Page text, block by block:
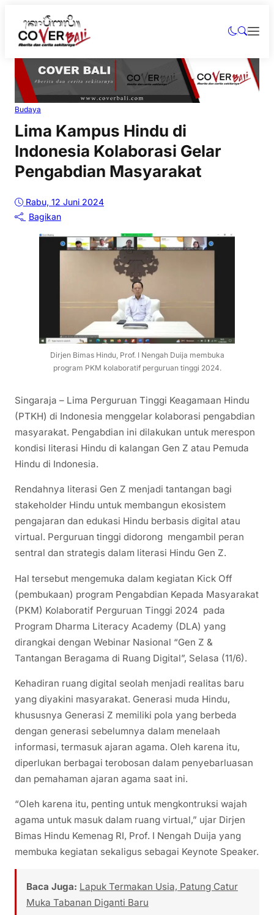
Budaya
Lima Kampus Hindu di
Indonesia Kolaborasi Gelar
Pengabdian Masyarakat
Rabu, 12 Juni 2024
Bagikan
Dirjen Bimas Hindu, Prof. I Nengah Duija membuka
program PKM kolaboratif perguruan tinggi 2024.
Singaraja – Lima Perguruan Tinggi Keagamaan Hindu
(PTKH) di Indonesia menggelar kolaborasi pengabdian
masyarakat. Pengabdian ini dilakukan untuk merespon
kondisi literasi Hindu di kalangan Gen Z atau Pemuda
Hindu di Indonesia.
Rendahnya literasi Gen Z menjadi tantangan bagi
stakeholder Hindu untuk membangun ekosistem
pengajaran dan edukasi Hindu berbasis digital atau
virtual. Perguruan tinggi didorong mengambil peran
sentral dan strategis dalam literasi Hindu Gen Z.
Hal tersebut mengemuka dalam kegiatan Kick Off
(pembukaan) program Pengabdian Kepada Masyarakat
(PKM) Kolaboratif Perguruan Tinggi 2024 pada
Program Dharma Literacy Academy (DLA) yang
dirangkai dengan Webinar Nasional “Gen Z &
Tantangan Beragama di Ruang Digital”, Selasa (11/6).
Kehadiran ruang digital seolah menjadi realitas baru
yang diyakini masyarakat. Generasi muda Hindu,
khususnya Generasi Z memiliki pola yang berbeda
dengan generasi sebelumnya dalam menelaah
informasi, termasuk ajaran agama. Oleh karena itu,
diperlukan berbagai terobosan dalam penyebarluasan
dan pemahaman ajaran agama saat ini.
“Oleh karena itu, penting untuk mengkontruksi wajah
agama untuk masuk dalam ruang virtual,” ujar Dirjen
Bimas Hindu Kemenag RI, Prof. I Nengah Duija yang
membuka kegiatan sekaligus sebagai Keynote Speaker.
Baca Juga: Lapuk Termakan Usia, Patung Catur
Muka Tabanan Diganti Baru